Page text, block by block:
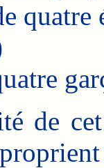
quatre
de cet